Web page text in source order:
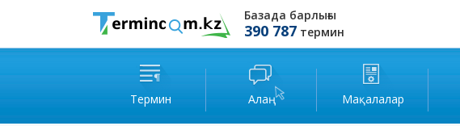
Базада барлығы
390 787 термин
Термин Алаң Мақалалар